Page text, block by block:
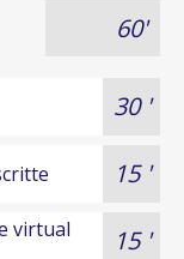
60'
virtual